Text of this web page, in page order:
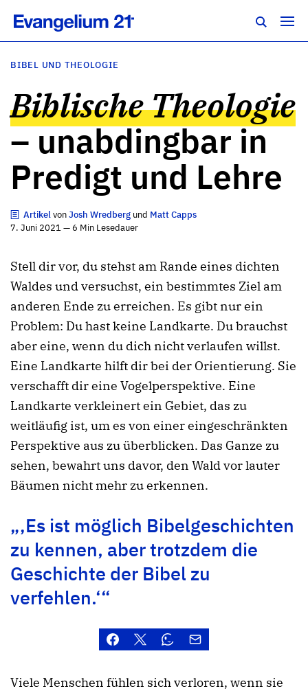
BIBEL UND THEOLOGIE
Biblische Theologie
– unabdingbar in
Predigt und Lehre
ArtikelvonJosh Wredbergund Matt Capps
7. Juni 2021 — 6 Min Lesedauer
Stell dir vor, du stehst am Rande eines dichten
Waldes und versuchst, ein bestimmtes Ziel am
anderen Ende zu erreichen. Es gibt nur ein
Problem: Du hast keine Landkarte. Du brauchst
aber eine, wenn du dich nicht verlaufen willst.
Eine Landkarte hilft dir bei der Orientierung. Sie
verschafft dir eine Vogelperspektive. Eine
Landkarte verkleinert ein Gebiet, das zu
weitläufig ist, um es von einer eingeschränkten
Perspektive aus zu überblicken. Das Ganze zu
sehen, bewahrt uns davor, den Wald vor lauter
Bäumen nicht mehr zu erkennen.
„‚Es ist möglich Bibelgeschichten
zu kennen, aber trotzdem die
Geschichte der Bibel zu
verfehlen.‘“
Viele Menschen fühlen sich verloren, wenn sie